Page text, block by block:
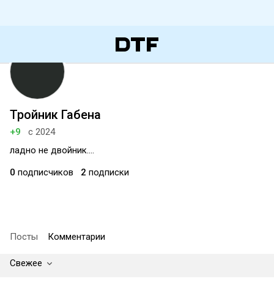
Тройник Габена
+9
с 2024
ладно не двойник....
0 подписчиков 2 подписки
Посты Комментарии
Свежее